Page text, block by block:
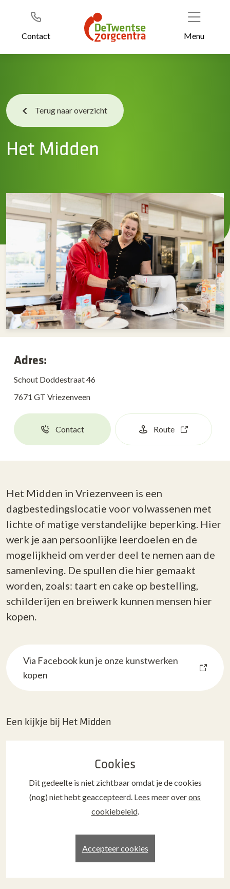
Header
Contact Menu
Terug naar overzicht
Het Midden
Adres:
Schout Doddestraat 46
7671 GT Vriezenveen
Contact Route
Het Midden in Vriezenveen is een
dagbestedingslocatie voor volwassenen met
lichte of matige verstandelijke beperking. Hier
werk je aan persoonlijke leerdoelen en de
mogelijkheid om verder deel te nemen aan de
samenleving. De spullen die hier gemaakt
worden, zoals: taart en cake op bestelling,
schilderijen en breiwerk kunnen mensen hier
kopen.
Via Facebook kun je onze kunstwerken
kopen
Een kijkje bij Het Midden
Cookies
Dit gedeelte is niet zichtbaar omdat je de cookies
(nog) niet hebt geaccepteerd. Lees meer overons
cookiebeleid.
Accepteer cookies